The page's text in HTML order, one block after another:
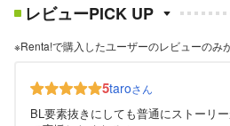
レビューPICK UP
※Renta!で購入したユーザーのレビューのみ
5taroさん
BL要素抜きにしても普通にストーリ